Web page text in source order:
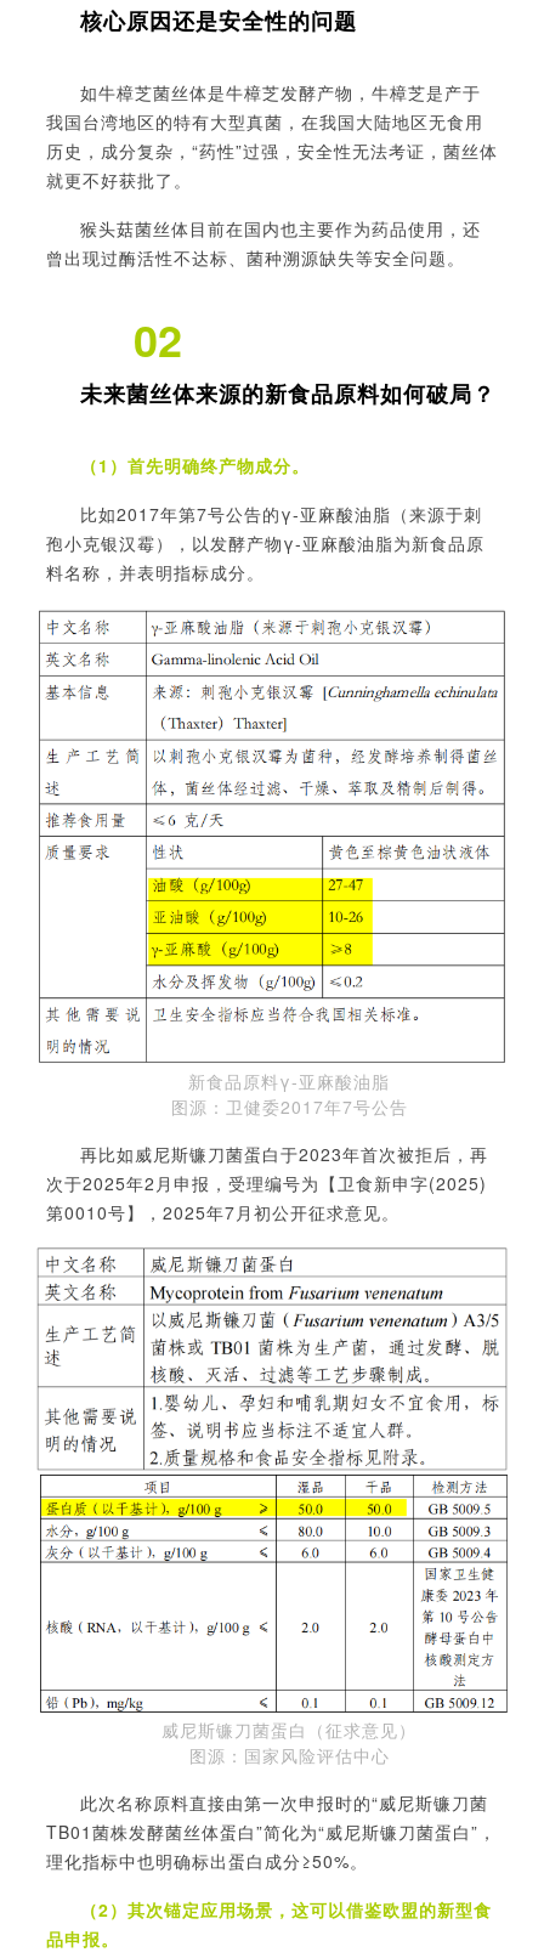
核心原因还是安全性的问题
如牛樟芝菌丝体是牛樟芝发酵产物，牛樟芝是产于
我国台湾地区的特有大型真菌，在我国大陆地区无食用
历史， 成分复杂， “药性”过强，安全性无法考证，菌丝体
就更不好获批了。
猴头菇菌丝体目前在国内也主要作为药品使用，还
曾出现过酶活性不达标、菌种溯源缺失等安全问题。
02
未来菌丝体来源的新食品原料如何破局？
（1）首先明确终产物成分。
比如2017年第7号公告的γ-亚麻酸油脂（来源于刺
孢小克银汉霉），以发酵产物γ-亚麻酸油脂为新食品原
料名称，并表明指标成分。
新食品原料γ-亚麻酸油脂
图源：卫健委2017年7号公告
再比如威尼斯镰刀菌蛋白于2023年首次被拒后，再
次于2025年2月申报，受理编号为【卫食新申字(2025)
第0010号】，2025年7月初公开征求意见。
威尼斯镰刀菌蛋白（征求意见）
图源：国家风险评估中心
此次名称原料直接由第一次申报时的“威尼斯镰刀菌
TB01菌株发酵菌丝体蛋白”简化为“威尼斯镰刀菌蛋白”，
理化指标中也明确标出蛋白成分≥50%。
（2）其次锚定应用场景，这可以借鉴欧盟的新型食
品申报。